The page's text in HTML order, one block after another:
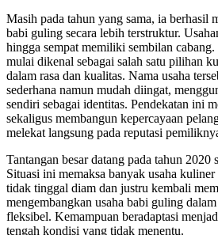
Masih pada tahun yang sama, ia berhasil
babi guling secara lebih terstruktur.
hingga sempat memiliki sembilan
mulai dikenal sebagai salah satu pilihan
dalam rasa dan kualitas. Nama usaha
sederhana namun mudah diingat,
sendiri sebagai identitas. Pendekatan ini
sekaligus membangun kepercayaan
melekat langsung pada reputasi
Tantangan besar datang pada tahun 2020
Situasi ini memaksa banyak usaha
tidak tinggal diam dan justru kembali
mengembangkan usaha babi guling
fleksibel. Kemampuan beradaptasi
tengah kondisi yang tidak menentu.